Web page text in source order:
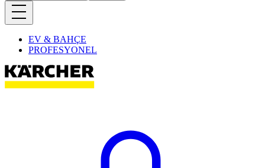
EV & BAHÇE
PROFESYONEL